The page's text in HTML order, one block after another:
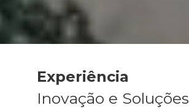
Experiência
Inovação e Soluções